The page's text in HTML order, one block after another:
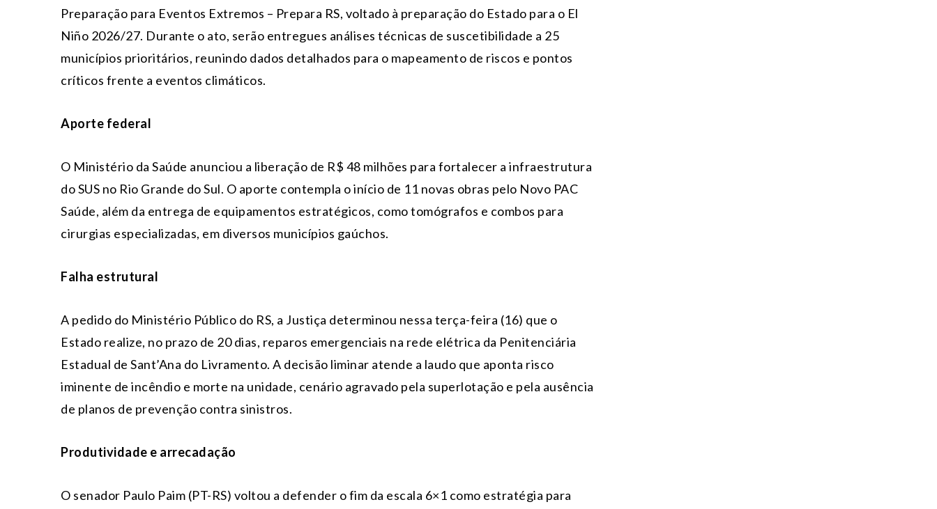
Preparação para Eventos Extremos – Prepara RS, voltado à preparação do Estado para o El
Niño 2026/27. Durante o ato, serão entregues análises técnicas de suscetibilidade a 25
municípios prioritários, reunindo dados detalhados para o mapeamento de riscos e pontos
críticos frente a eventos climáticos.
Aporte federal
O Ministério da Saúde anunciou a liberação de R$ 48 milhões para fortalecer a infraestrutura
do SUS no Rio Grande do Sul. O aporte contempla o início de 11 novas obras pelo Novo PAC
Saúde, além da entrega de equipamentos estratégicos, como tomógrafos e combos para
cirurgias especializadas, em diversos municípios gaúchos.
Falha estrutural
A pedido do Ministério Público do RS, a Justiça determinou nessa terça-feira (16) que o
Estado realize, no prazo de 20 dias, reparos emergenciais na rede elétrica da Penitenciária
Estadual de Sant’Ana do Livramento. A decisão liminar atende a laudo que aponta risco
iminente de incêndio e morte na unidade, cenário agravado pela superlotação e pela ausência
de planos de prevenção contra sinistros.
Produtividade e arrecadação
O senador Paulo Paim (PT-RS) voltou a defender o fim da escala 6×1 como estratégia para